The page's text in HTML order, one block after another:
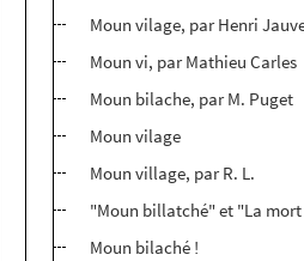
Moun vilage, par Henri
Moun vi, par Mathieu Carles
Moun bilache, par M. Puget
Moun vilage
Moun village, par R. L.
"Moun billatché" et "La
Moun bilaché !